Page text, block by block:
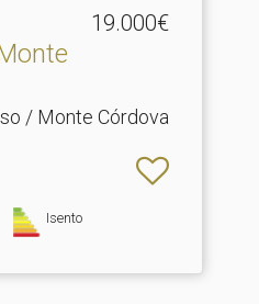
19.000€
/ Monte Córdova
Isento